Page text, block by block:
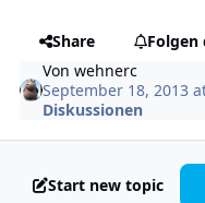
Share
Folgen
Vonwehnerc
September 18, 2013
Diskussionen
Start new topic